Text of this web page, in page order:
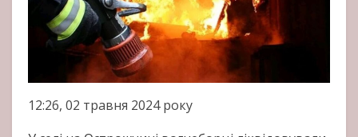
12:26, 02 травня 2024 року